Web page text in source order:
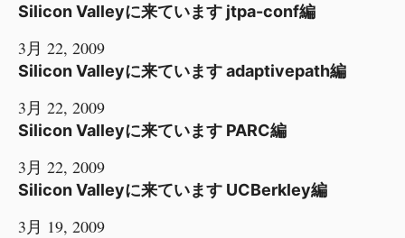
Silicon Valleyに来ています jtpa-conf編
3月 22, 2009
Silicon Valleyに来ています adaptivepath編
3月 22, 2009
Silicon Valleyに来ています PARC編
3月 22, 2009
Silicon Valleyに来ています UCBerkley編
3月 19, 2009